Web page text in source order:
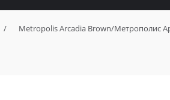
/ Metropolis Arcadia Brown/Метрополис